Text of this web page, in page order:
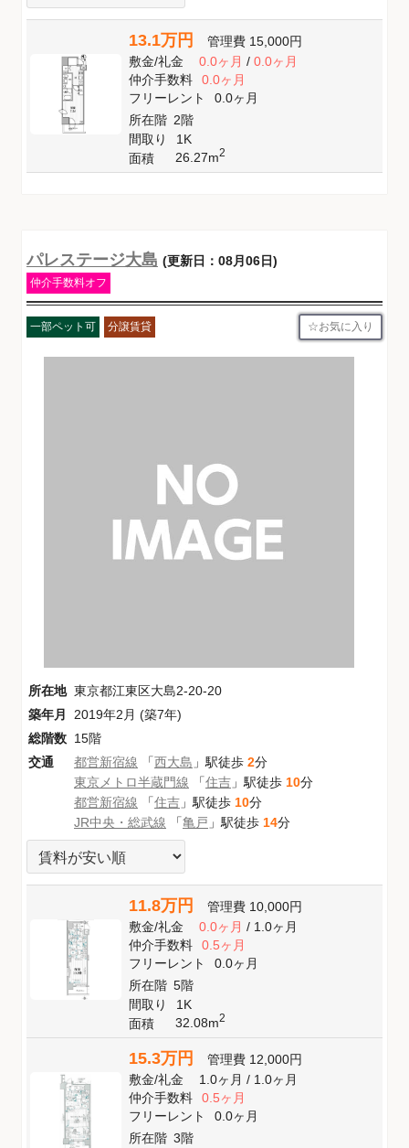
13.1万円 管理費 15,000円
敷金/礼金 0.0ヶ月/ 0.0ヶ月
仲介手数料
0.0ヶ月
フリーレント
0.0ヶ月
所在階 2階
間取り
1K
面積
26.27m2
パレステージ大島 (更新日：08月06日)
仲介手数料オフ
一部ペット可 分譲賃貸 お気に入り
所在地 東京都江東区大島2-20-20
築年月
2019年2月 (築7年)
総階数 15階
交通
都営新宿線 「西大島 」駅徒歩 2分
東京メトロ半蔵門線 「住吉 」駅徒歩 10分
都営新宿線 「住吉 」駅徒歩 10分
JR中央・総武線 「亀戸 」駅徒歩 14分
11.8万円 管理費 10,000円
敷金/礼金 0.0ヶ月/ 1.0ヶ月
仲介手数料
0.5ヶ月
フリーレント
0.0ヶ月
所在階 5階
間取り
1K
面積
32.08m2
15.3万円 管理費 12,000円
敷金/礼金 1.0ヶ月/ 1.0ヶ月
仲介手数料
0.5ヶ月
フリーレント
0.0ヶ月
所在階 3階